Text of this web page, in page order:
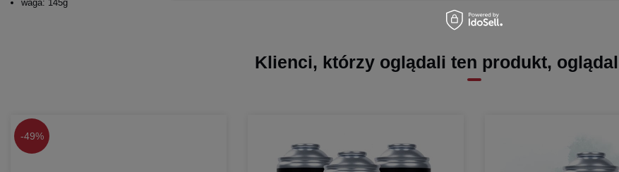
waga: 145g
Klienci, którzy oglądali ten produkt,
-49%